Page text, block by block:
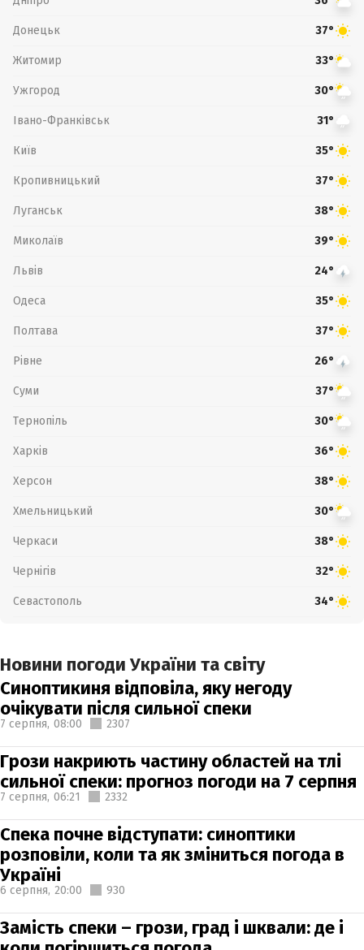
Донецьк 37°
Житомир 33°
Ужгород 30°
Івано-Франківськ 31°
Київ 35°
Кропивницький 37°
Луганськ 38°
Миколаїв 39°
Львів 24°
Одеса 35°
Полтава 37°
Рівне 26°
Суми 37°
Тернопіль 30°
Харків 36°
Херсон 38°
Хмельницький 30°
Черкаси 38°
Чернігів 32°
Севастополь 34°
Новини погоди України та світу
Синоптикиня відповіла, яку негоду
очікувати після сильної спеки
7 серпня, 08:00 2307
Грози накриють частину областей на тлі
сильної спеки: прогноз погоди на 7 серпня
7 серпня, 06:21 2332
Спека почне відступати: синоптики
розповіли, коли та як зміниться погода в
Україні
6 серпня, 20:00 930
Замість спеки – грози, град і шквали: де і